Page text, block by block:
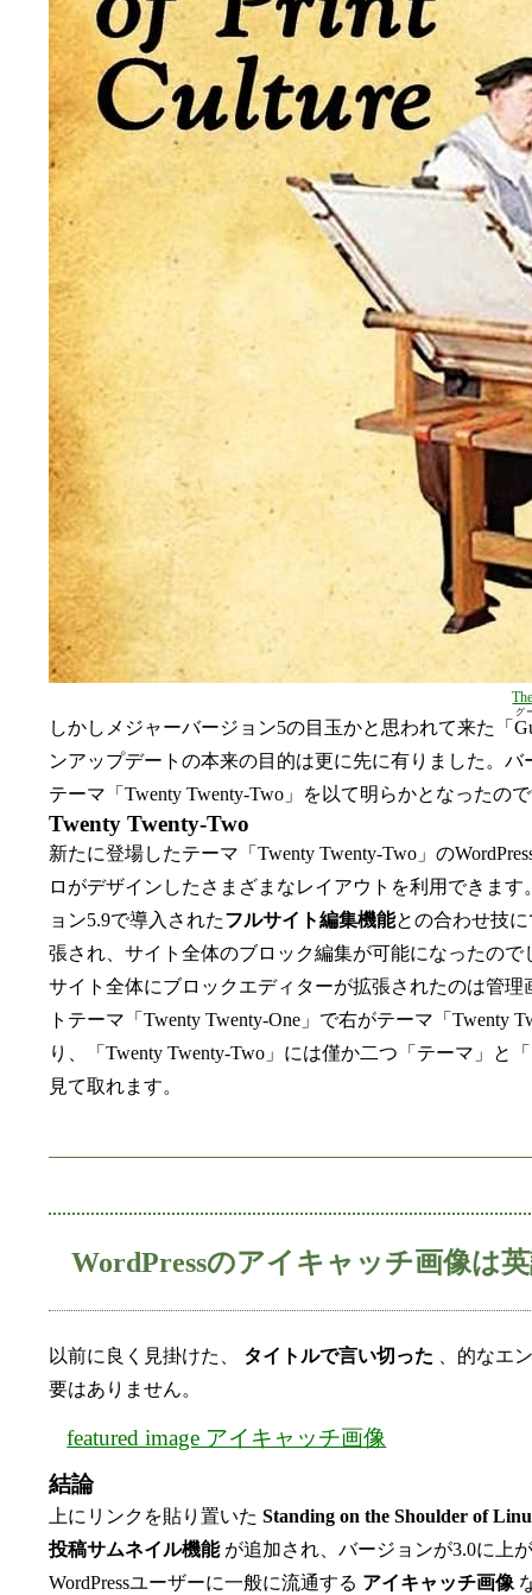
しかしメジャーバージョン5の目玉かと思われて来た「
グ
ンアップデートの本来の目的は更に先に有りました。
テーマ「Twenty Twenty-Two」を以て明らかとなったの
Twenty Twenty-Two
新たに登場したテーマ「Twenty Twenty-Two」の
ロがデザインしたさまざまなレイアウトを利用できま
ョン5.9で導入されたフルサイト編集機能との合わせ技
張され、サイト全体のブロック編集が可能になったので
サイト全体にブロックエディターが拡張されたのは管
トテーマ「Twenty Twenty-One」で右がテーマ「
り、「Twenty Twenty-Two」には僅か二つ「テーマ」
見て取れます。
WordPressのアイキャッチ画像は
以前に良く見掛けた、 タイトルで言い切った 、的なエ
要はありません。
featured image アイキャッチ画像
結論
上にリンクを貼り置いた Standing on the Shoulder of
投稿サムネイル機能が追加され、バージョンが3.0に上
WordPressユーザーに一般に流通する アイキャッチ画像